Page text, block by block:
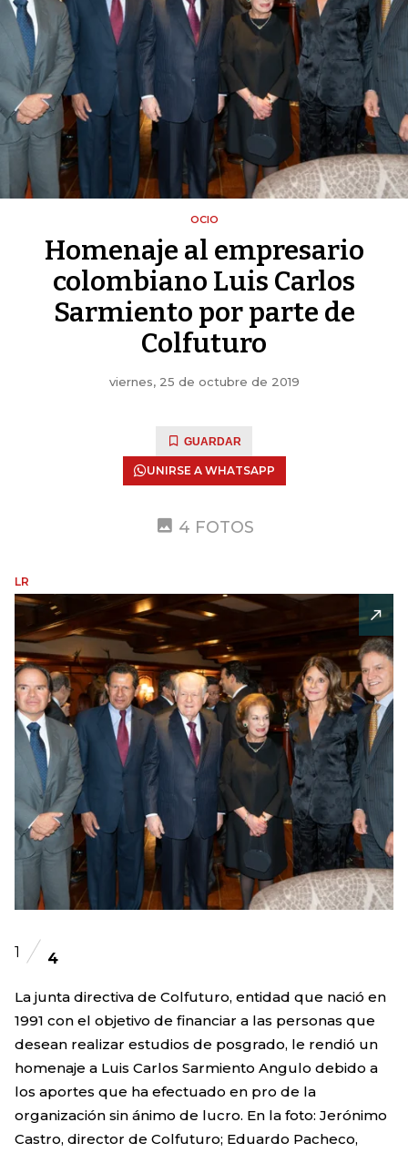
OCIO
Homenaje al empresario
colombiano Luis Carlos
Sarmiento por parte de
Colfuturo
viernes, 25 de octubre de 2019
GUARDAR
UNIRSE A WHATSAPP
4 FOTOS
LR
1 4
La junta directiva de Colfuturo, entidad que nació en
1991 con el objetivo de financiar a las personas que
desean realizar estudios de posgrado, le rendió un
homenaje a Luis Carlos Sarmiento Angulo debido a
los aportes que ha efectuado en pro de la
organización sin ánimo de lucro. En la foto: Jerónimo
Castro, director de Colfuturo; Eduardo Pacheco,